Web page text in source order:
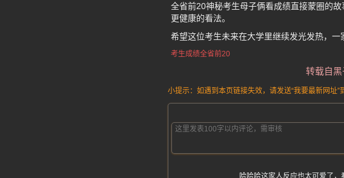
全省前20神秘考生母子俩看成绩直接蒙圈的
更健康的看法。
希望这位考生未来在大学里继续发光发热，一
考生成绩全省前20
转载自
小提示：如遇到本页链接失效，请发送“我要最新网址
哈哈哈这家人反应也太可爱了，